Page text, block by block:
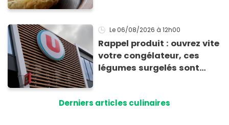
Le 06/08/2026 à 12h00
Rappel produit : ouvrez vite
votre congélateur, ces
légumes surgelés sont
Derniers articles culinaires